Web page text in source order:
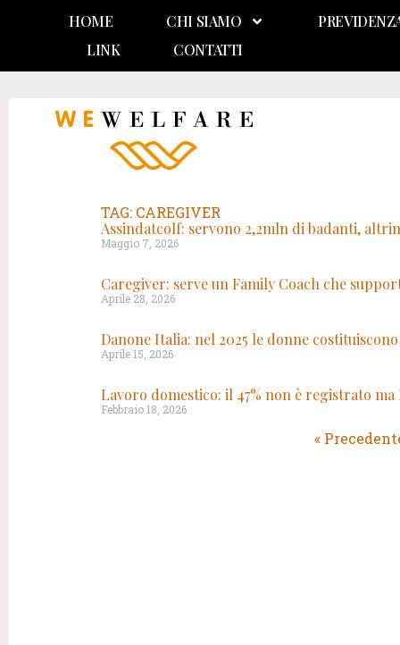
HOME CHI SIAMO
LINK
CONTATTI
TAG: CAREGIVER
Assindatcolf: servono 2,2mln di badanti,
Maggio 7, 2026
Caregiver: serve un Family Coach che
Aprile 28, 2026
Danone Italia: nel 2025 le donne
Aprile 15, 2026
Lavoro domestico: il 47% non è registrato
Febbraio 18, 2026
«